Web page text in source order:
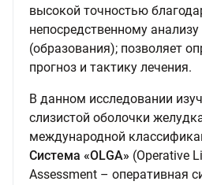
высокой точностью
непосредственному
(образования); позволяет
прогноз и тактику лечения.
В данном исследовании
слизистой оболочки
международной
Система «OLGA» (Operative
Assessment – оперативная